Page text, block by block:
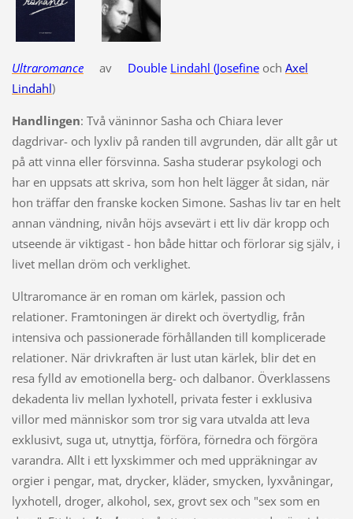
Ultraromanceav Double Lindahl (Josefineoch Axel
Lindahl)
Handlingen: Två väninnor Sasha och Chiara lever
dagdrivar- och lyxliv på randen till avgrunden, där allt går ut
på att vinna eller försvinna. Sasha studerar psykologi och
har en uppsats att skriva, som hon helt lägger åt sidan, när
hon träffar den franske kocken Simone. Sashas liv tar en helt
annan vändning, nivån höjs avsevärt i ett liv där kropp och
utseende är viktigast - hon både hittar och förlorar sig själv, i
livet mellan dröm och verklighet.
Ultraromance är en roman om kärlek, passion och
relationer. Framtoningen är direkt och övertydlig, från
intensiva och passionerade förhållanden till komplicerade
relationer. När drivkraften är lust utan kärlek, blir det en
resa fylld av emotionella berg- och dalbanor. Överklassens
dekadenta liv mellan lyxhotell, privata fester i exklusiva
villor med människor som tror sig vara utvalda att leva
exklusivt, suga ut, utnyttja, förföra, förnedra och förgöra
varandra. Allt i ett lyxskimmer och med uppräkningar av
orgier i pengar, mat, drycker, kläder, smycken, lyxvåningar,
lyxhotell, droger, alkohol, sex, grovt sex och "sex som en